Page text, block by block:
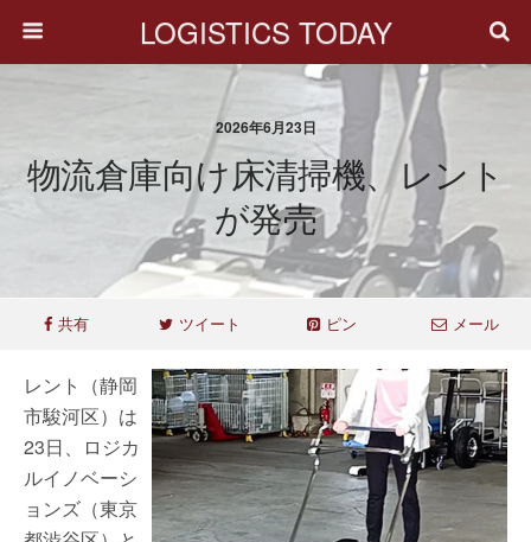
LOGISTICS TODAY
2026年6月23日
物流倉庫向け床清掃機、レント
が発売
共有 ツイート ピン メール
レント（静岡
市駿河区）は
23日、ロジカ
ルイノベーシ
ョンズ（東京